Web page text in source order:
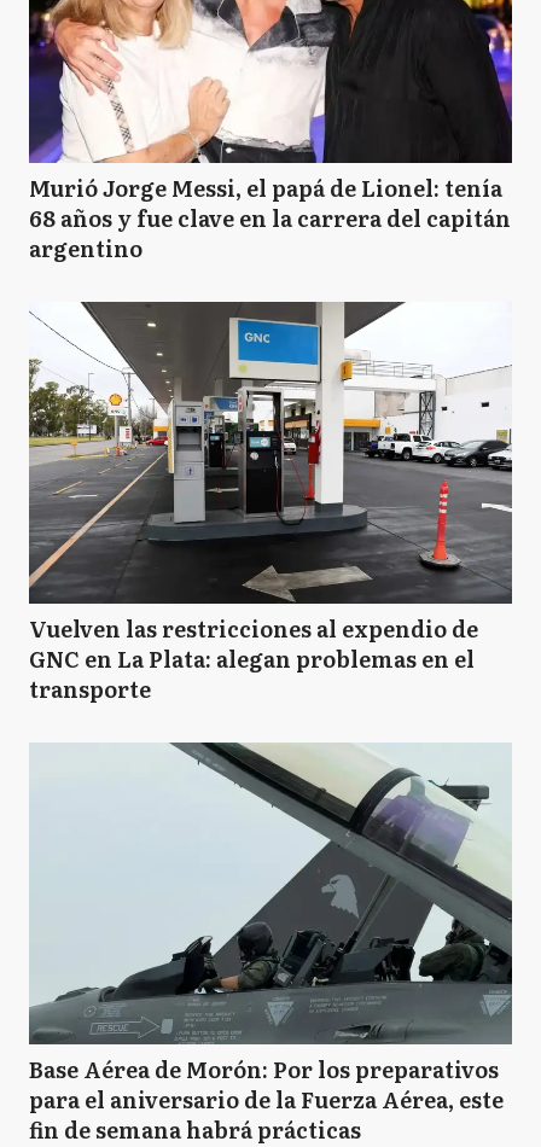
Murió Jorge Messi, el papá de Lionel: tenía
68 años y fue clave en la carrera del capitán
argentino
Vuelven las restricciones al expendio de
GNC en La Plata: alegan problemas en el
transporte
Base Aérea de Morón: Por los preparativos
para el aniversario de la Fuerza Aérea, este
fin de semana habrá prácticas